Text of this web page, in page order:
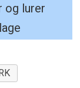
og lurer